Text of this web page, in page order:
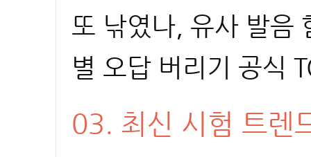
또 낚였나, 유사 발음
별 오답 버리기 공식
03. 최신 시험 트렌